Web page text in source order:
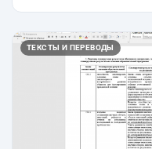
ТЕКСТЫ И ПЕРЕВОДЫ